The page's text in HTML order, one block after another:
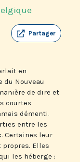
Partager
en
du Nouveau
de dire et
courtes
démenti.
entre les
Certaines leur
propres. Elles
les héberge :